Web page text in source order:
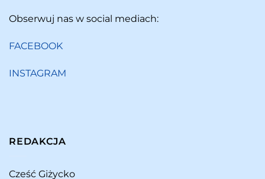
Obserwuj nas w social mediach:
FACEBOOK
INSTAGRAM
REDAKCJA
Cześć Giżycko